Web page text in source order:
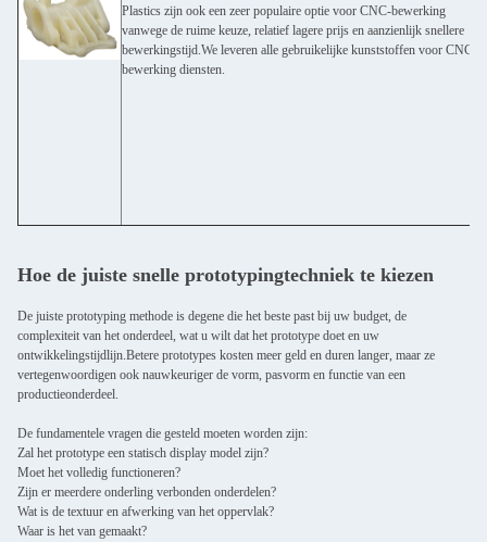
Plastics zijn ook een zeer populaire optie voor CNC-bewerking
vanwege de ruime keuze, relatief lagere prijs en aanzienlijk snellere
bewerkingstijd.We leveren alle gebruikelijke kunststoffen voor CNC-
bewerking diensten.
Hoe de juiste snelle prototypingtechniek te kiezen
De juiste prototyping methode is degene die het beste past bij uw budget, de
complexiteit van het onderdeel, wat u wilt dat het prototype doet en uw
ontwikkelingstijdlijn.Betere prototypes kosten meer geld en duren langer, maar ze
vertegenwoordigen ook nauwkeuriger de vorm, pasvorm en functie van een
productieonderdeel.
De fundamentele vragen die gesteld moeten worden zijn:
Zal het prototype een statisch display model zijn?
Moet het volledig functioneren?
Zijn er meerdere onderling verbonden onderdelen?
Wat is de textuur en afwerking van het oppervlak?
Waar is het van gemaakt?